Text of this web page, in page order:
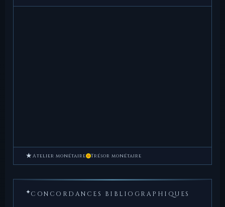
★ Atelier monétaire Trésor monétaire
✦CONCORDANCES BIBLIOGRAPHIQUES